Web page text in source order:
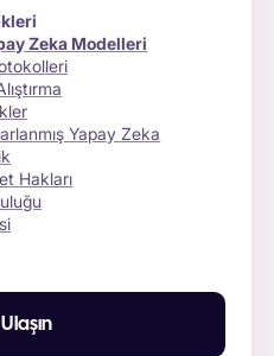
Zeka Modelleri
Yapay Zeka
Hakları